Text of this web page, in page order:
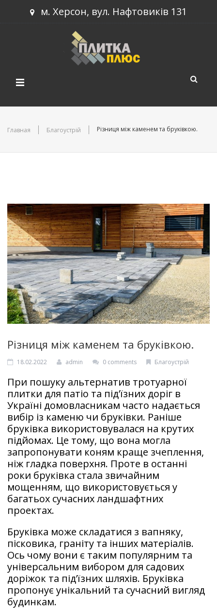
м. Херсон, вул. Нафтовиків 131
Фігурні елементи
КОНТАКТИ
RU
Главная Благоустрій Різниця між каменем та бруківкою.
Різниця між каменем та бруківкою.
18.02.2022 admin 0 comments Благоустрій
При пошуку альтернатив тротуарної
плитки для патіо та під’їзних доріг в
Україні домовласникам часто надається
вибір із каменю чи бруківки. Раніше
бруківка використовувалася на крутих
підйомах. Це тому, що вона могла
запропонувати коням краще зчеплення,
ніж гладка поверхня. Проте в останні
роки бруківка стала звичайним
мощенням, що використовується у
багатьох сучасних ландшафтних
проектах.
Бруківка може складатися з вапняку,
пісковика, граніту та інших матеріалів.
Ось чому вони є таким популярним та
універсальним вибором для садових
доріжок та під’їзних шляхів. Бруківка
пропонує унікальний та сучасний вигляд
будинкам.